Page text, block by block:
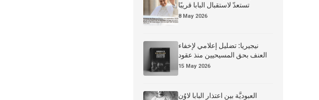
تستعدّ لاستقبال البابا قريبًا
8 May 2026
نيجيريا: تضليل إعلامي لإخفاء
العنف بحق المسيحيين منذ عقود
15 May 2026
العبوديَّة بين اعتذار البابا لاوُن